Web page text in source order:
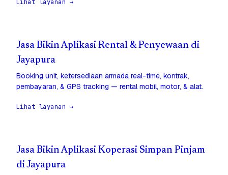
Lihat layanan →
Jasa Bikin Aplikasi Rental & Penyewaan di
Jayapura
Booking unit, ketersediaan armada real-time, kontrak,
pembayaran, & GPS tracking — rental mobil, motor, & alat.
Lihat layanan →
Jasa Bikin Aplikasi Koperasi Simpan Pinjam
di Jayapura